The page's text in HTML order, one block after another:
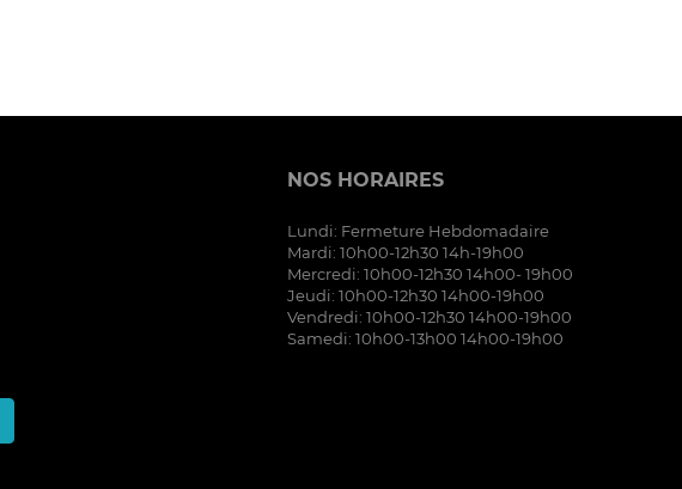
NOS HORAIRES
Lundi: Fermeture Hebdomadaire
Mardi: 10h00-12h30 14h-19h00
Mercredi: 10h00-12h30 14h00- 19h00
Jeudi: 10h00-12h30 14h00-19h00
Vendredi: 10h00-12h30 14h00-19h00
Samedi: 10h00-13h00 14h00-19h00